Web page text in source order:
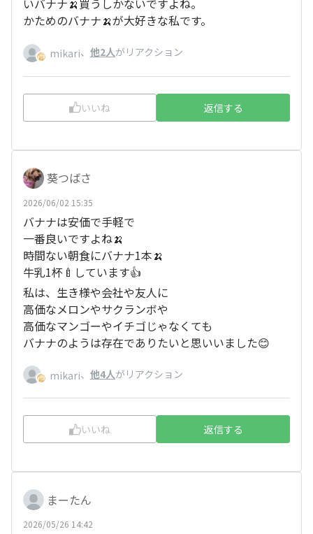
いバナナ🍌買うしかないですよね。
かためのバナナ🍌が大好きな私です。
mikari、 他2人がリアクション
いいね 返信する
葵つばさ
2026/06/02 15:35
バナナは安価で手軽で
一番良いですよね🍌
時間ない朝食にバナナ1本🍌
牛乳1杯🍼しています👍
私は、生き様や会社や友人に
高価なメロンやサクランボや
高価なマンゴーやイチゴじゃなくても
バナナのようは存在でありたいと思いいました😊
mikari、 他4人がリアクション
いいね 返信する
まーたん
2026/05/26 14:42